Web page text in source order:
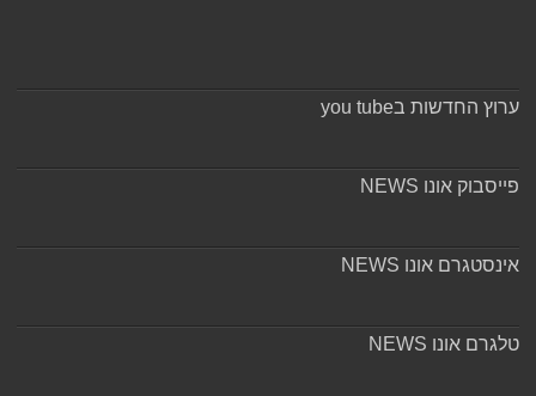
ערוץ החדשות בyou tube
פייסבוק אונו NEWS
אינסטגרם אונו NEWS
טלגרם אונו NEWS